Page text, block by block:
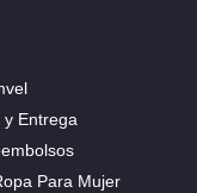
y Entrega
Para Mujer